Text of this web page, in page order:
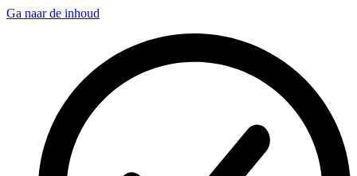
Ga naar de inhoud